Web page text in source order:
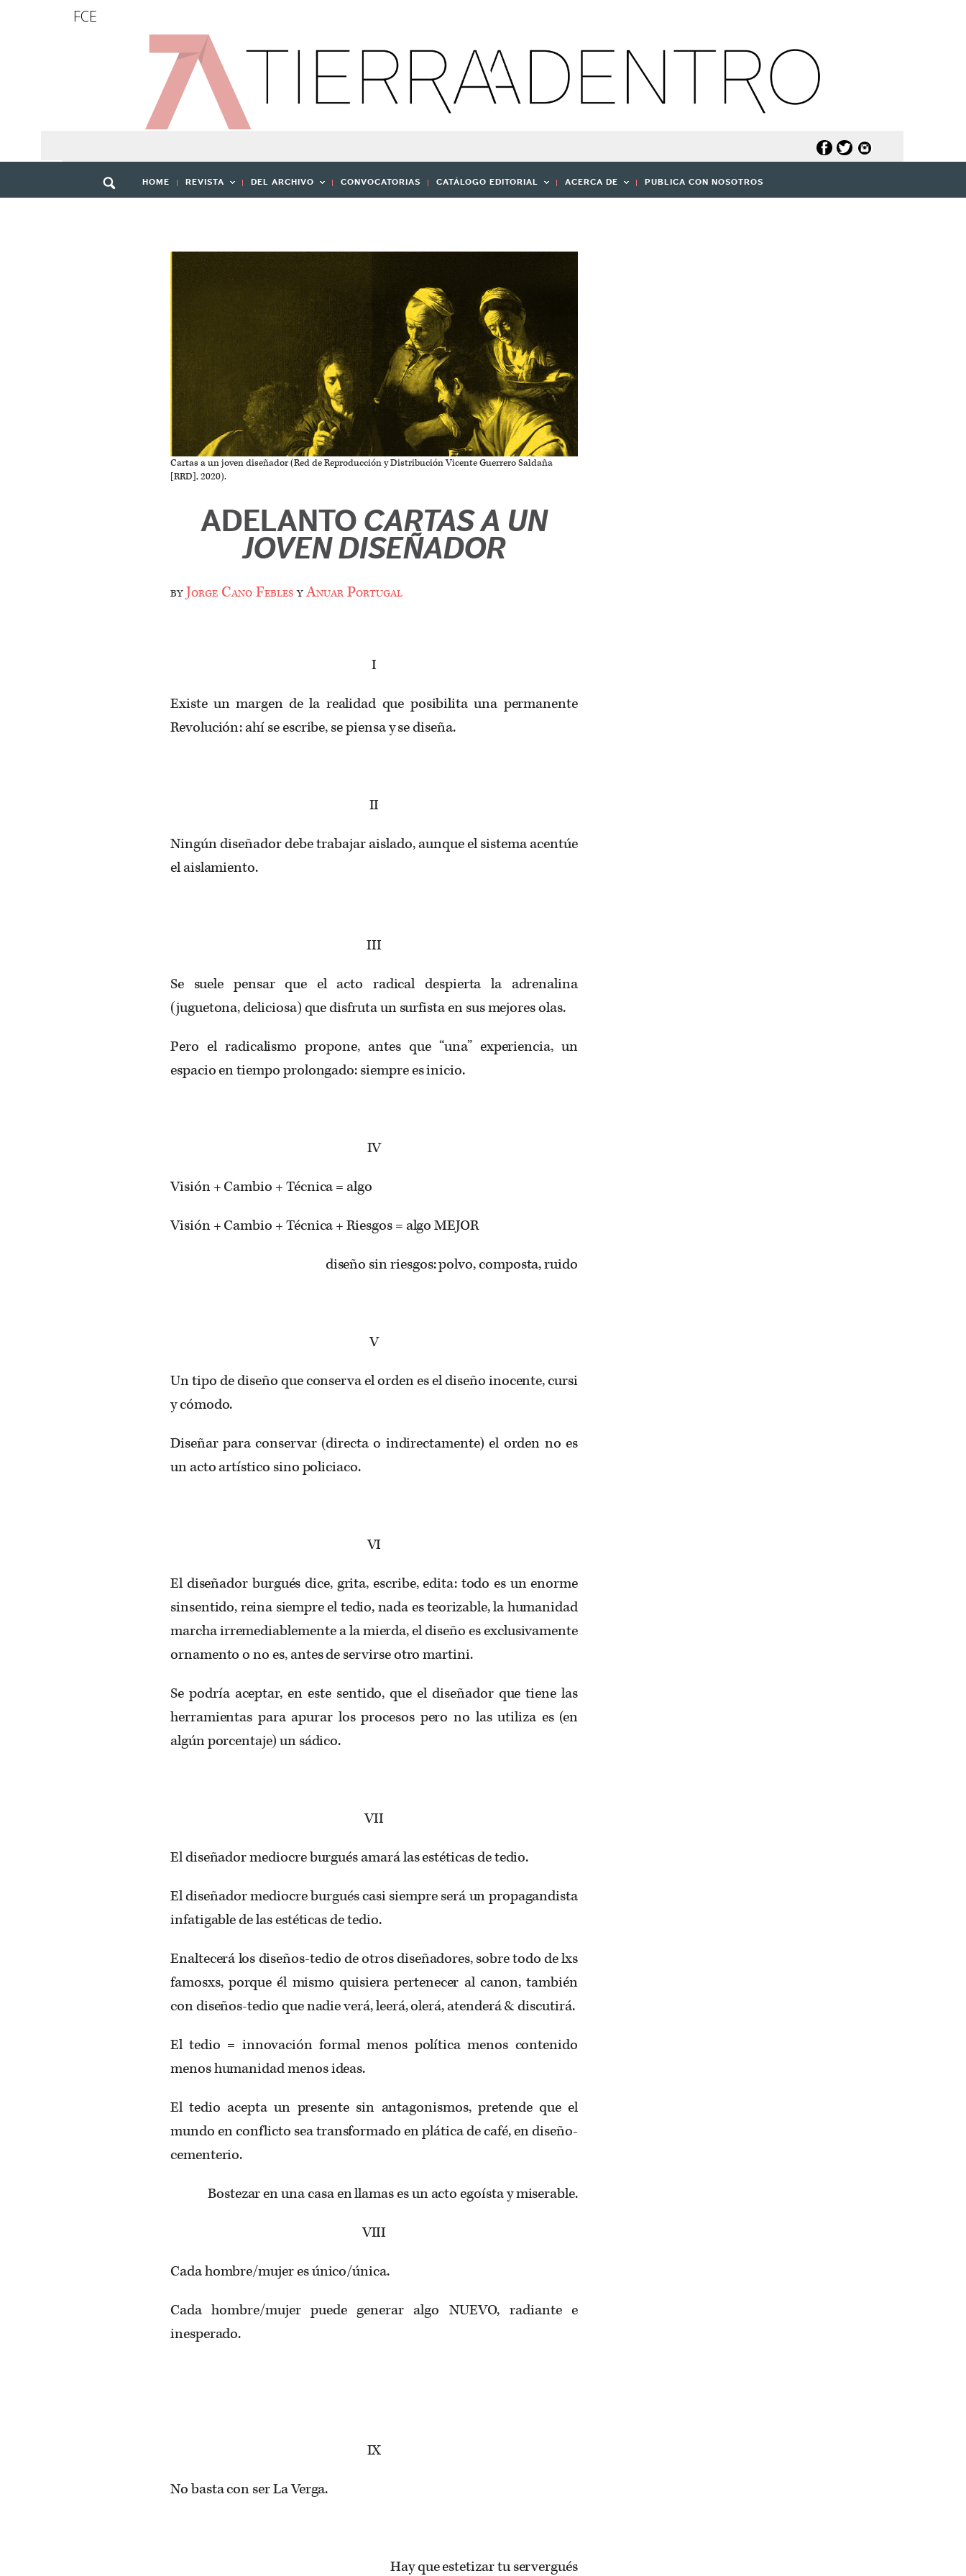
FCE
HOME REVISTA DEL ARCHIVO CONVOCATORIAS CATÁLOGO EDITORIAL ACERCA DE PUBLICA CON NOSOTROS
Cartas a un joven diseñador (Red de Reproducción y Distribución Vicente Guerrero Saldaña
[RRD], 2020).
ADELANTO CARTAS A UN
JOVEN DISEÑADOR
byJorge Cano FeblesyAnuar Portugal
I
Existe un margen de la realidad que posibilita una permanente
Revolución: ahí se escribe, se piensa y se diseña.
II
Ningún diseñador debe trabajar aislado, aunque el sistema acentúe
el aislamiento.
III
Se suele pensar que el acto radical despierta la adrenalina
(juguetona, deliciosa) que disfruta un surfista en sus mejores olas.
Pero el radicalismo propone, antes que “una” experiencia, un
espacio en tiempo prolongado: siempre es inicio.
IV
Visión + Cambio + Técnica = algo
Visión + Cambio + Técnica + Riesgos = algo MEJOR
diseño sin riesgos: polvo, composta, ruido
V
Un tipo de diseño que conserva el orden es el diseño inocente, cursi
y cómodo.
Diseñar para conservar (directa o indirectamente) el orden no es
un acto artístico sino policiaco.
VI
El diseñador burgués dice, grita, escribe, edita: todo es un enorme
sinsentido, reina siempre el tedio, nada es teorizable, la humanidad
marcha irremediablemente a la mierda, el diseño es exclusivamente
ornamento o no es, antes de servirse otro martini.
Se podría aceptar, en este sentido, que el diseñador que tiene las
herramientas para apurar los procesos pero no las utiliza es (en
algún porcentaje) un sádico.
VII
El diseñador mediocre burgués amará las estéticas de tedio.
El diseñador mediocre burgués casi siempre será un propagandista
infatigable de las estéticas de tedio.
Enaltecerá los diseños-tedio de otros diseñadores, sobre todo de lxs
famosxs, porque él mismo quisiera pertenecer al canon, también
con diseños-tedio que nadie verá, leerá, olerá, atenderá & discutirá.
El tedio = innovación formal menos política menos contenido
menos humanidad menos ideas.
El tedio acepta un presente sin antagonismos, pretende que el
mundo en conflicto sea transformado en plática de café, en diseño-
cementerio.
Bostezar en una casa en llamas es un acto egoísta y miserable.
VIII
Cada hombre/mujer es único/única.
Cada hombre/mujer puede generar algo NUEVO, radiante e
inesperado.
IX
No basta con ser La Verga.
Hay que estetizar tu servergués